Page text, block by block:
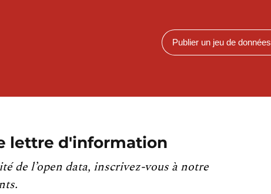
Publier un jeu de données
lettre d'information
de l’open data, inscrivez-vous à notre